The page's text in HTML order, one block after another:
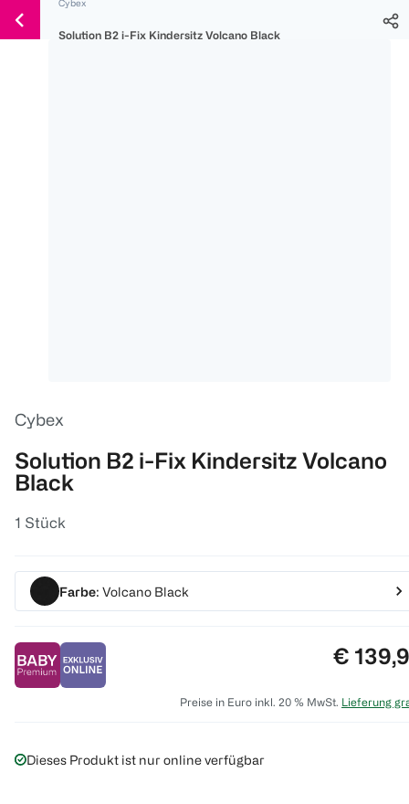
150 Ös
300 Ös
500 Ös
Weiter
zum
Cybex
Solution B2 i-Fix Kindersitz Volcano Black
Cybex
Solution B2 i-Fix Kindersitz Volcano
Black
1 Stück
Farbe: Volcano Black
Preis:
€
Preise in Euro inkl. 20 % MwSt. Lieferung
Dieses Produkt ist nur online verfügbar